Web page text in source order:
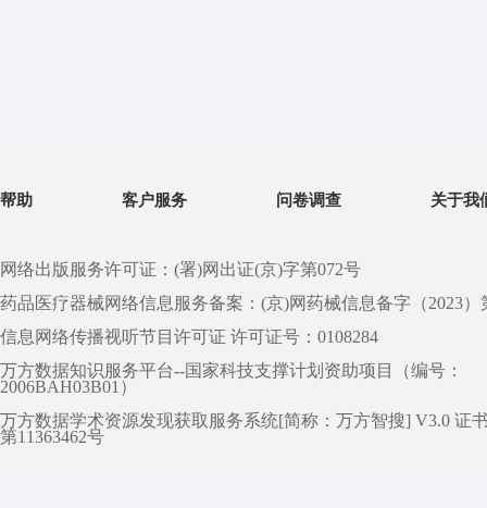
帮助 客户服务 问卷调查 关于我
网络出版服务许可证：(署)网出证(京)字第072号
药品医疗器械网络信息服务备案：(京)网药械信息备字（2023）
信息网络传播视听节目许可证 许可证号：0108284
万方数据知识服务平台--国家科技支撑计划资助项目（编号：
2006BAH03B01）
万方数据学术资源发现获取服务系统[简称：万方智搜] V3.0 证
第11363462号